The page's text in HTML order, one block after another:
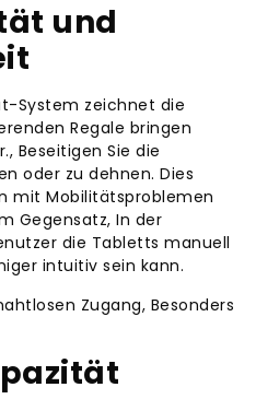
und
System zeichnet die
Regale bringen
Beseitigen Sie die
oder zu dehnen. Dies
mit Mobilitätsproblemen
Gegensatz, In der
die Tabletts manuell
intuitiv sein kann.
Zugang, Besonders